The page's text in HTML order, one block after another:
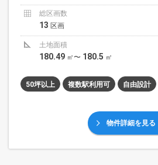
総区画数
13 区画
土地面積
180.49 ㎡〜 180.5 ㎡
50坪以上 複数駅利用可 自由設計
物件詳細を見る